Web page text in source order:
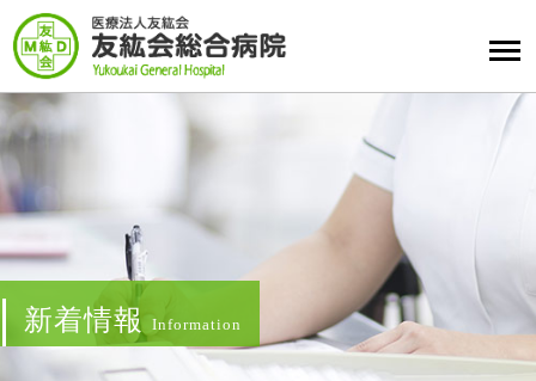
新着情報 Information